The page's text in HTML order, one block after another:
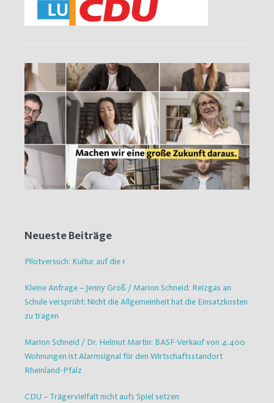
Neueste Beiträge
Pilotversuch: Kultur auf die 1
Kleine Anfrage – Jenny Groß / Marion Schneid: Reizgas an
Schule versprüht: Nicht die Allgemeinheit hat die Einsatzkosten
zu tragen
Marion Schneid / Dr. Helmut Martin: BASF-Verkauf von 4.400
Wohnungen ist Alarmsignal für den Wirtschaftsstandort
Rheinland-Pfalz
CDU – Trägervielfalt nicht aufs Spiel setzen